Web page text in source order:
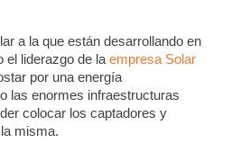
a la que están desarrollando en
el liderazgo de la empresa Solar
por una energía
las enormes infraestructuras
colocar los captadores y
misma.